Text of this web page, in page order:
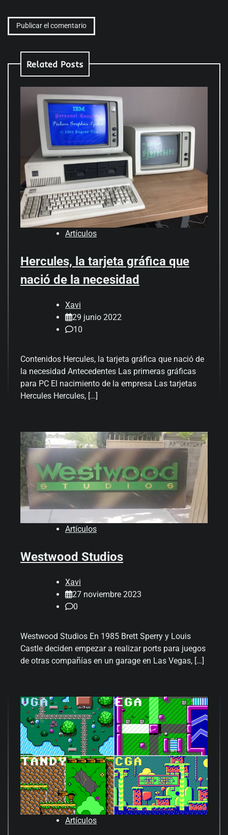
Related Posts
Artículos
Hercules, la tarjeta gráfica que
nació de la necesidad
Xavi
29 junio 2022
10
Contenidos Hercules, la tarjeta gráfica que nació de
la necesidad Antecedentes Las primeras gráficas
para PC El nacimiento de la empresa Las tarjetas
Hercules Hercules, […]
Artículos
Westwood Studios
Xavi
27 noviembre 2023
0
Westwood Studios En 1985 Brett Sperry y Louis
Castle deciden empezar a realizar ports para juegos
de otras compañías en un garage en Las Vegas, […]
Artículos